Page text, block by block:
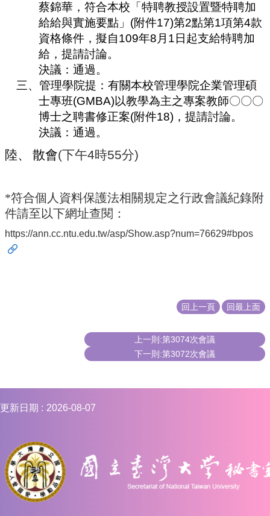
蔡錦華，符合本校「特聘教授設置暨特聘加
給給與實施要點」 (附件17)第2點第1項第4款
資格條件，擬自109年8 月 1 日起支給特聘加
給，提請討論。
決議：通過。
三、 管理學院提：有關本校管理學院企業管理碩
士專班(GMBA)以教學為主之專案教師〇〇〇
博士之聘書修正案(附件18) ，提請討論。
決議：通過。
陸、 散會(下午4時55分)
*符合個人資料保護法相關規定之行政會議紀錄附
件請至以下網址查閱：
https://ann.cc.ntu.edu.tw/asp/Show.asp?num=76629#bpos
回上一頁 回最上面
上一則:第3074次會議
下一則:第3072次會議
更新日期 2026-08-07